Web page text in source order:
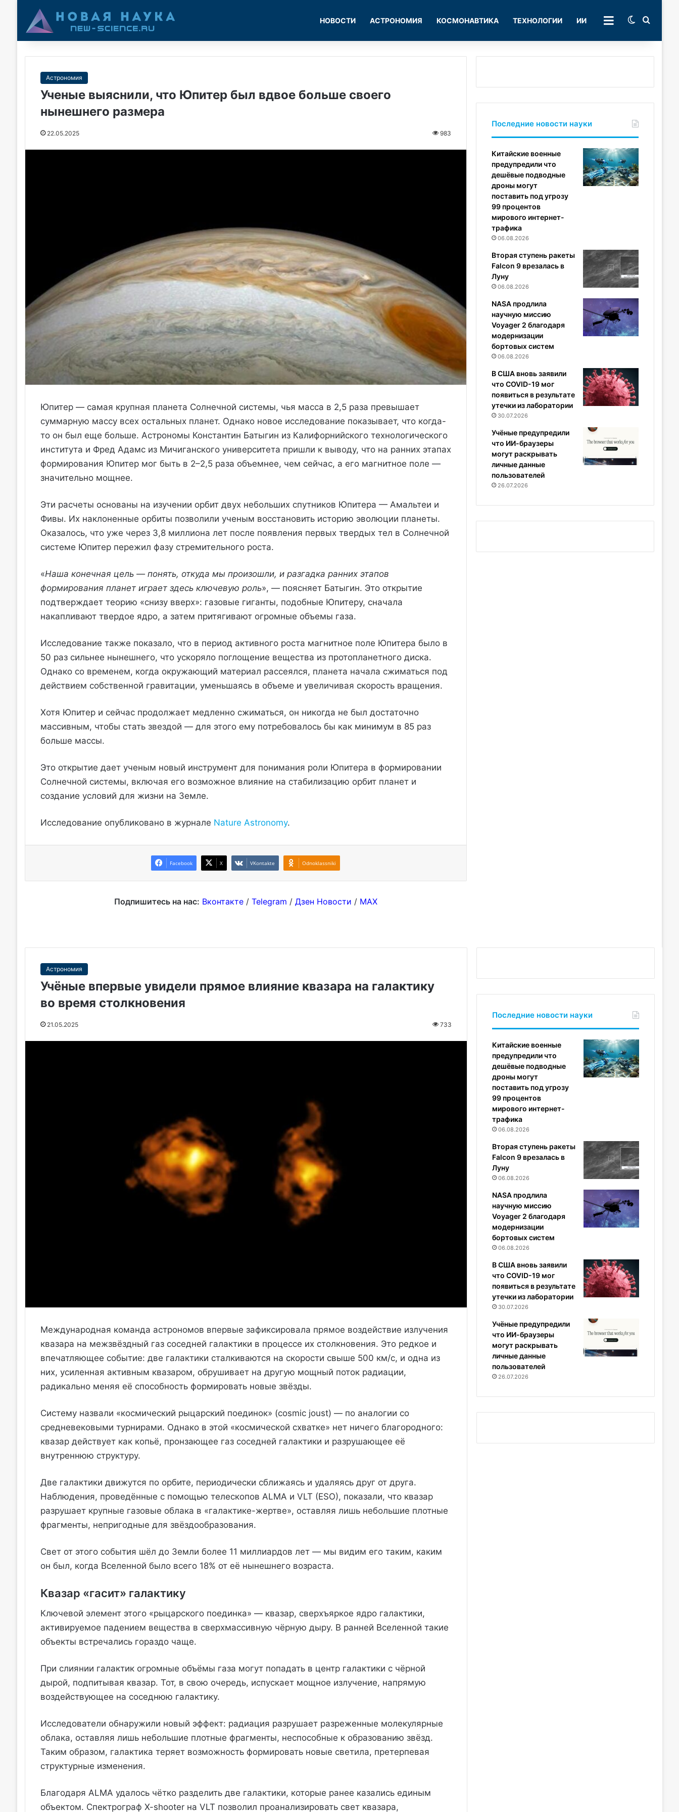
НОВОСТИ АСТРОНОМИЯ КОСМОНАВТИКА ТЕХНОЛОГИИ ИИ РУБРИКИSwitch skin
Астрономия
Ученые выяснили, что Юпитер был вдвое больше своего
нынешнего размера
22.05.2025 983
Юпитер — самая крупная планета Солнечной системы, чья масса в 2,5 раза превышает
суммарную массу всех остальных планет. Однако новое исследование показывает, что когда-
то он был еще больше. Астрономы Константин Батыгин из Калифорнийского технологического
института и Фред Адамс из Мичиганского университета пришли к выводу, что на ранних этапах
формирования Юпитер мог быть в 2–2,5 раза объемнее, чем сейчас, а его магнитное поле —
значительно мощнее.
Эти расчеты основаны на изучении орбит двух небольших спутников Юпитера — Амальтеи и
Фивы. Их наклоненные орбиты позволили ученым восстановить историю эволюции планеты.
Оказалось, что уже через 3,8 миллиона лет после появления первых твердых тел в Солнечной
системе Юпитер пережил фазу стремительного роста.
«Наша конечная цель — понять, откуда мы произошли, и разгадка ранних этапов
формирования планет играет здесь ключевую роль», — поясняет Батыгин. Это открытие
подтверждает теорию «снизу вверх»: газовые гиганты, подобные Юпитеру, сначала
накапливают твердое ядро, а затем притягивают огромные объемы газа.
Исследование также показало, что в период активного роста магнитное поле Юпитера было в
50 раз сильнее нынешнего, что ускоряло поглощение вещества из протопланетного диска.
Однако со временем, когда окружающий материал рассеялся, планета начала сжиматься под
действием собственной гравитации, уменьшаясь в объеме и увеличивая скорость вращения.
Хотя Юпитер и сейчас продолжает медленно сжиматься, он никогда не был достаточно
массивным, чтобы стать звездой — для этого ему потребовалось бы как минимум в 85 раз
больше массы.
Это открытие дает ученым новый инструмент для понимания роли Юпитера в формировании
Солнечной системы, включая его возможное влияние на стабилизацию орбит планет и
создание условий для жизни на Земле.
Исследование опубликовано в журнале Nature Astronomy.
Facebook X VKontakte Odnoklassniki
Подпишитесь на нас: Вконтакте/ Telegram / Дзен Новости / MAX
Последние новости науки
Китайские военные
предупредили что
дешёвые подводные
дроны могут
поставить под угрозу
99 процентов
мирового интернет-
трафика
06.08.2026
Вторая ступень ракеты
Falcon 9 врезалась в
Луну
06.08.2026
NASA продлила
научную миссию
Voyager 2 благодаря
модернизации
бортовых систем
06.08.2026
В США вновь заявили
что COVID-19 мог
появиться в результате
утечки из лаборатории
30.07.2026
Учёные предупредили
что ИИ-браузеры
могут раскрывать
личные данные
пользователей
26.07.2026